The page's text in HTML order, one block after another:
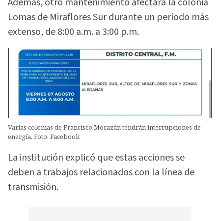
Lomas de Miraflores Sur durante un período más
extenso, de 8:00 a.m. a 3:00 p.m.
Varias colonias de Francisco Morazán tendrán interrupciones de
energía. Foto: Facebook
La institución explicó que estas acciones se
deben a trabajos relacionados con la línea de
transmisión.